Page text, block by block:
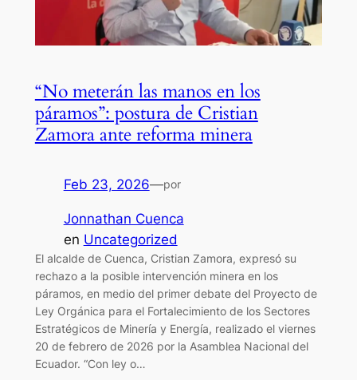
“No meterán las manos en los
páramos”: postura de Cristian
Zamora ante reforma minera
Feb 23, 2026—por
Jonnathan Cuenca
en Uncategorized
El alcalde de Cuenca, Cristian Zamora, expresó su
rechazo a la posible intervención minera en los
páramos, en medio del primer debate del Proyecto de
Ley Orgánica para el Fortalecimiento de los Sectores
Estratégicos de Minería y Energía, realizado el viernes
20 de febrero de 2026 por la Asamblea Nacional del
Ecuador. “Con ley o…